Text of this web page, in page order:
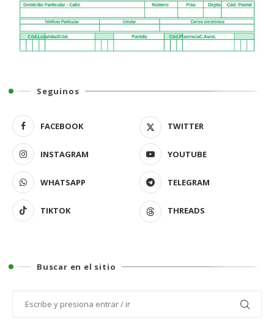
Seguinos
FACEBOOK TWITTER
INSTAGRAM YOUTUBE
WHATSAPP TELEGRAM
TIKTOK THREADS
Buscar en el sitio